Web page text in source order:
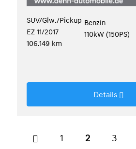
SUV/Glw./Pickup
EZ 11/2017
106.149 km
Benzin
110kW (150PS)
Details
1 2 3